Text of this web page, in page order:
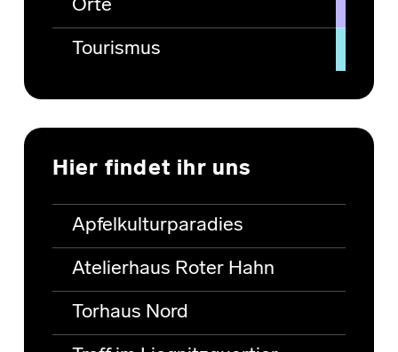
Orte
Tourismus
Hier findet ihr uns
Apfelkulturparadies
Atelierhaus Roter Hahn
Torhaus Nord